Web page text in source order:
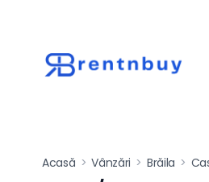
Acasă > Vânzări > Brăila >